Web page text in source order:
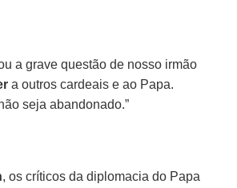
a grave questão de nosso irmão
a outros cardeais e ao Papa.
seja abandonado.”
, os críticos da diplomacia do Papa